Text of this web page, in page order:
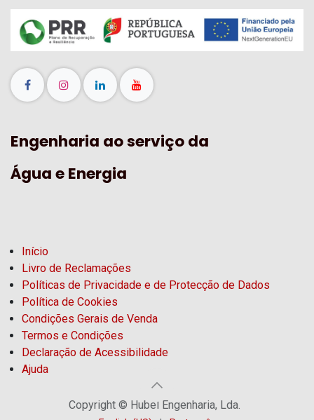
Engenharia ao serviço da
Água e Energia
Início
Livro de Reclamações
Políticas de Privacidade e de Protecção de Dados
Política de Cookies
Condições Gerais de Venda
Termos e Condições
Declaração de Acessibilidade
Ajuda
Copyright © Hubel Engenharia, Lda.